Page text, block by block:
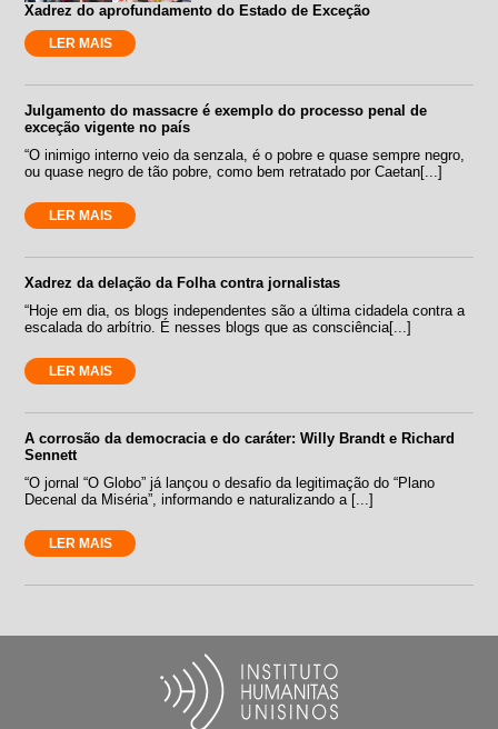
Xadrez do aprofundamento do Estado de Exceção
LER MAIS
Julgamento do massacre é exemplo do processo penal de
exceção vigente no país
“O inimigo interno veio da senzala, é o pobre e quase sempre negro,
ou quase negro de tão pobre, como bem retratado por Caetan[...]
LER MAIS
Xadrez da delação da Folha contra jornalistas
“Hoje em dia, os blogs independentes são a última cidadela contra a
escalada do arbítrio. É nesses blogs que as consciência[...]
LER MAIS
A corrosão da democracia e do caráter: Willy Brandt e Richard
Sennett
“O jornal “O Globo” já lançou o desafio da legitimação do “Plano
Decenal da Miséria”, informando e naturalizando a [...]
LER MAIS